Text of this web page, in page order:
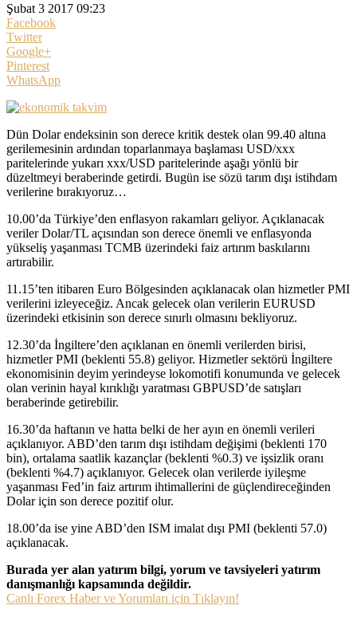
Şubat 3 2017 09:23
Facebook
Twitter
Google+
Pinterest
WhatsApp
Dün Dolar endeksinin son derece kritik destek olan 99.40 altına
gerilemesinin ardından toparlanmaya başlaması USD/xxx
paritelerinde yukarı xxx/USD paritelerinde aşağı yönlü bir
düzeltmeyi beraberinde getirdi. Bugün ise sözü tarım dışı istihdam
verilerine bırakıyoruz…
10.00’da Türkiye’den enflasyon rakamları geliyor. Açıklanacak
veriler Dolar/TL açısından son derece önemli ve enflasyonda
yükseliş yaşanması TCMB üzerindeki faiz artırım baskılarını
artırabilir.
11.15’ten itibaren Euro Bölgesinden açıklanacak olan hizmetler PMI
verilerini izleyeceğiz. Ancak gelecek olan verilerin EURUSD
üzerindeki etkisinin son derece sınırlı olmasını bekliyoruz.
12.30’da İngiltere’den açıklanan en önemli verilerden birisi,
hizmetler PMI (beklenti 55.8) geliyor. Hizmetler sektörü İngiltere
ekonomisinin deyim yerindeyse lokomotifi konumunda ve gelecek
olan verinin hayal kırıklığı yaratması GBPUSD’de satışları
beraberinde getirebilir.
16.30’da haftanın ve hatta belki de her ayın en önemli verileri
açıklanıyor. ABD’den tarım dışı istihdam değişimi (beklenti 170
bin), ortalama saatlik kazançlar (beklenti %0.3) ve işsizlik oranı
(beklenti %4.7) açıklanıyor. Gelecek olan verilerde iyileşme
yaşanması Fed’in faiz artırım ihtimallerini de güçlendireceğinden
Dolar için son derece pozitif olur.
18.00’da ise yine ABD’den ISM imalat dışı PMI (beklenti 57.0)
açıklanacak.
Burada yer alan yatırım bilgi, yorum ve tavsiyeleri yatırım
danışmanlığı kapsamında değildir.
Canlı Forex Haber ve Yorumları için Tıklayın!